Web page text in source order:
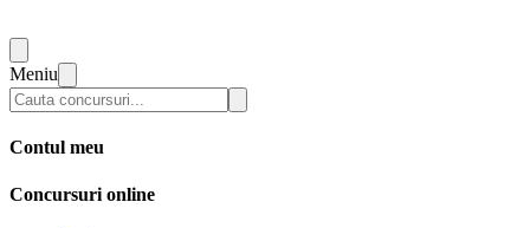
Meniu
Contul meu
Concursuri online